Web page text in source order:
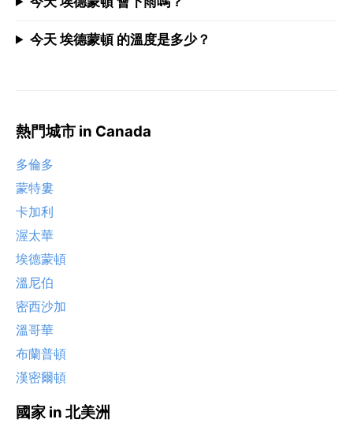
今天 埃德蒙頓 的溫度是多少？
熱門城市 in Canada
多倫多
蒙特婁
卡加利
渥太華
埃德蒙頓
溫尼伯
密西沙加
溫哥華
布蘭普頓
漢密爾頓
國家 in 北美洲